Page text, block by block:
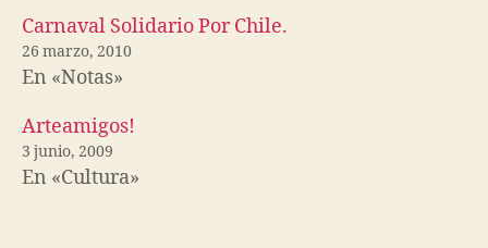
Carnaval Solidario Por Chile.
26 marzo, 2010
En «Notas»
Arteamigos!
3 junio, 2009
En «Cultura»